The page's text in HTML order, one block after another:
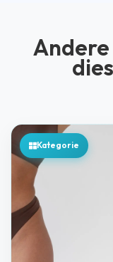
Kategorie